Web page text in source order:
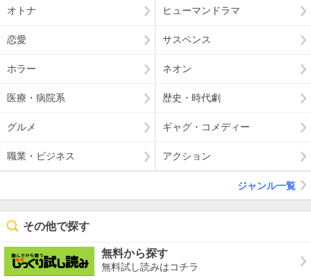
オトナ ヒューマンドラマ
恋愛 サスペンス
ホラー ネオン
医療・病院系 歴史・時代劇
グルメ ギャグ・コメディー
職業・ビジネス アクション
ジャンル一覧
その他で探す
無料から探す
無料試し読みはコチラ